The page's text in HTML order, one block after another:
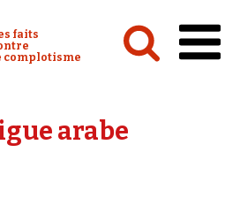
Watch :
faits
complotisme
arabe